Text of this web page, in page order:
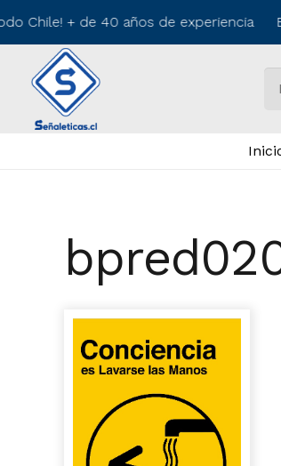
Chile! + de 40 años de experiencia